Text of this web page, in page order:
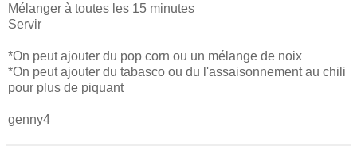
Mélanger à toutes les 15 minutes
Servir
*On peut ajouter du pop corn ou un mélange de noix
*On peut ajouter du tabasco ou du l'assaisonnement au chili
pour plus de piquant
genny4